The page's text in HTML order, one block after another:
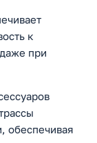
к
при
обеспечивая